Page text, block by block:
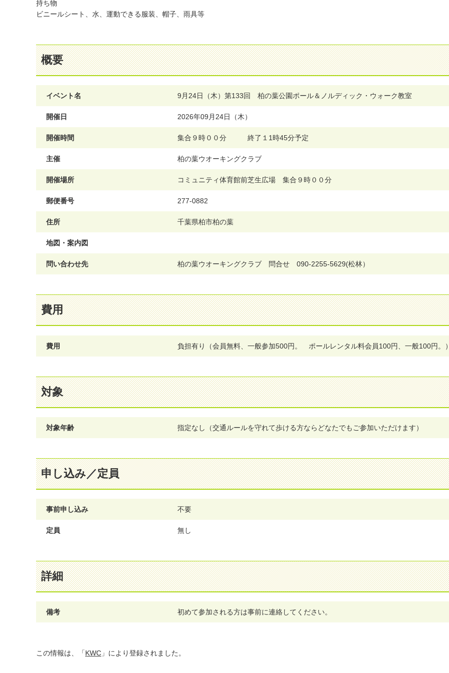
持ち物
ビニールシート、水、運動できる服装、帽子、雨具等
概要
イベント名 9月24日（木）第133回 柏の葉公園ポール＆ノルディック・ウォーク教室
開催日 2026年09月24日（木）
開催時間 集合９時００分 終了１1時45分予定
主催 柏の葉ウオーキングクラブ
開催場所 コミュニティ体育館前芝生広場 集合９時００分
郵便番号 277-0882
住所 千葉県柏市柏の葉
地図・案内図
問い合わせ先 柏の葉ウオーキングクラブ 問合せ 090-2255-5629(松林）
費用
費用 負担有り（会員無料、一般参加500円。 ポールレンタル料会員100円、一般100円。
対象
対象年齢 指定なし（交通ルールを守れて歩ける方ならどなたでもご参加いただけます）
申し込み／定員
事前申し込み 不要
定員 無し
詳細
備考 初めて参加される方は事前に連絡してください。
この情報は、「KWC 」により登録されました。